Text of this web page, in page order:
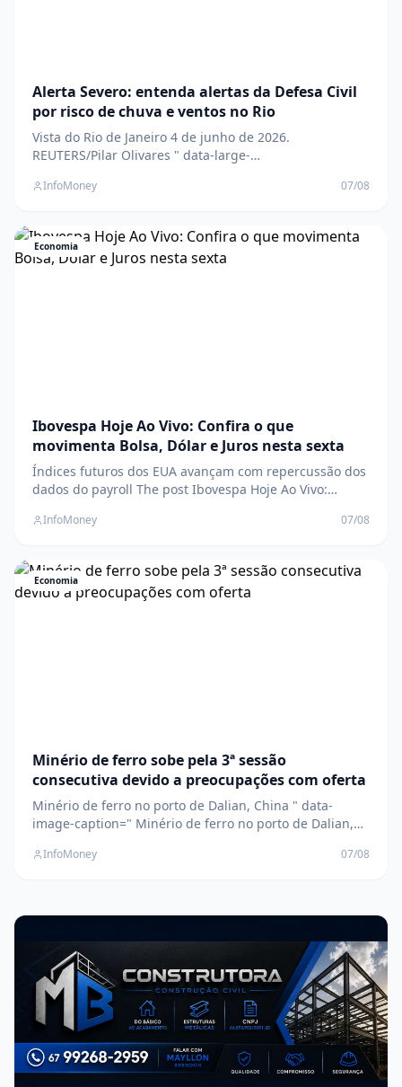
Alerta Severo: entenda alertas da Defesa Civil
por risco de chuva e ventos no Rio
Vista do Rio de Janeiro 4 de junho de 2026.
REUTERS/Pilar Olivares " data-large-
content/uploads/2026/08/2026-08-
/>Defesa Civil do Rio emite alerta de ventos fortes na m
InfoMoney 07/08
Economia
Ibovespa Hoje Ao Vivo: Confira o que
movimenta Bolsa, Dólar e Juros nesta sexta
Índices futuros dos EUA avançam com repercussão dos
dados do payroll The post Ibovespa Hoje Ao Vivo:
sexta appeared first on InfoMoney .
InfoMoney 07/08
Economia
Minério de ferro sobe pela 3ª sessão
consecutiva devido a preocupações com oferta
Minério de ferro no porto de Dalian, China " data-
image-caption=" Minério de ferro no porto de Dalian,
file="https://www.infomoney.com.br/wp-
/>Uma greve de dois dias
InfoMoney 07/08